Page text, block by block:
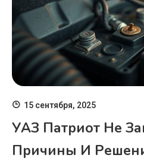
15 сентября, 2025
УАЗ Патриот Не
Причины И